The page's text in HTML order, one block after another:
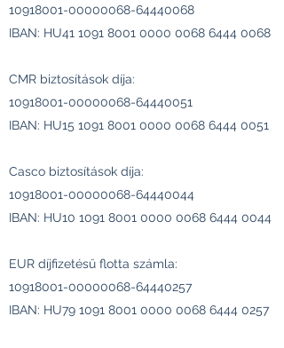
10918001-00000068-64440068
IBAN: HU41 1091 8001 0000 0068 6444 0068
CMR biztosítások díja:
10918001-00000068-64440051
IBAN: HU15 1091 8001 0000 0068 6444 0051
Casco biztosítások díja:
10918001-00000068-64440044
IBAN: HU10 1091 8001 0000 0068 6444 0044
EUR díjfizetésű flotta számla:
10918001-00000068-64440257
IBAN: HU79 1091 8001 0000 0068 6444 0257